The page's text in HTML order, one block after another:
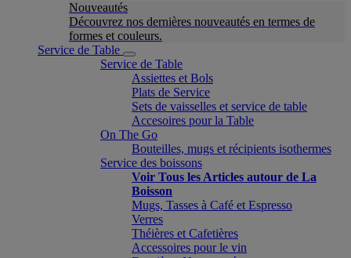
Nouveautés
Découvrez nos dernières nouveautés en termes de
formes et couleurs.
Service de Table
Service de Table
Assiettes et Bols
Plats de Service
Sets de vaisselles et service de table
Accesoires pour la Table
On The Go
Bouteilles, mugs et récipients isothermes
Service des boissons
Voir Tous les Articles autour de La
Boisson
Mugs, Tasses à Café et Espresso
Verres
Théières et Cafetières
Accessoires pour le vin